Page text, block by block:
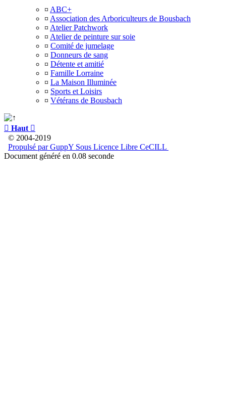
¤ ABC+
¤ Association des Arboriculteurs de Bousbach
¤ Atelier Patchwork
¤ Atelier de peinture sur soie
¤ Comité de jumelage
¤ Donneurs de sang
¤ Détente et amitié
¤ Famille Lorraine
¤ La Maison Illuminée
¤ Sports et Loisirs
¤ Vétérans de Bousbach
 Haut 
© 2004-2019
Propulsé par GuppY Sous Licence Libre CeCILL
Document généré en 0.08 seconde